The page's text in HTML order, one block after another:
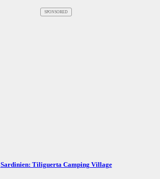
SPONSORED
Sardinien: Tiliguerta Camping Village